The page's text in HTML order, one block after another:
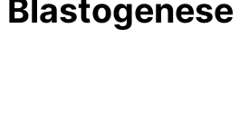
Blastogenese